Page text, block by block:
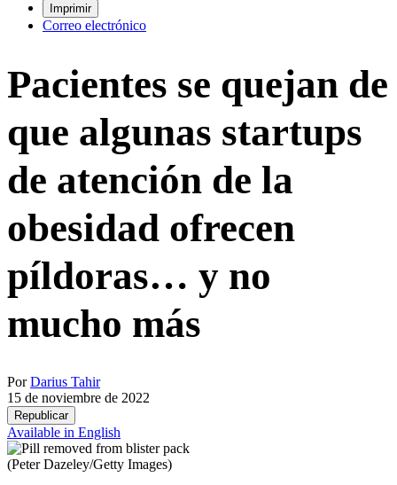
Imprimir
Correo electrónico
Pacientes se quejan de
que algunas startups
de atención de la
obesidad ofrecen
píldoras… y no
mucho más
PorDarius Tahir
15 de noviembre de 2022
Republicar
Available in English
(Peter Dazeley/Getty Images)